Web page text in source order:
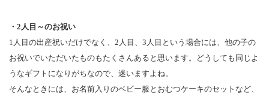
・2人目～のお祝い
1人目の出産祝いだけでなく、2人目、3人目という場合には、他の子の
お祝いでいただいたものもたくさんあると思います。どうしても同じよ
うなギフトになりがちなので、迷いますよね。
そんなときには、お名前入りのベビー服とおむつケーキのセットなど、